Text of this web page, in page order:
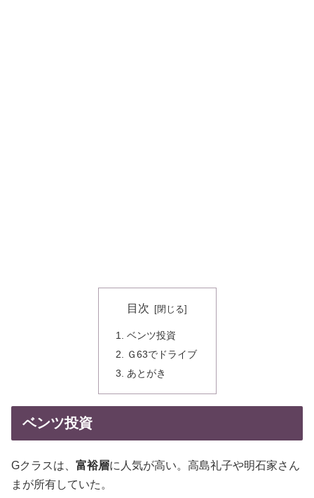
目次
ベンツ投資
Ｇ63でドライブ
あとがき
ベンツ投資
Gクラスは、 富裕層に人気が高い。高島礼子や明石家さん
まが所有していた。